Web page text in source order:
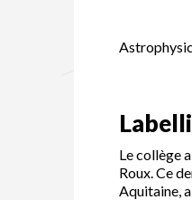
Le collège
Roux. Ce
Aquitaine,